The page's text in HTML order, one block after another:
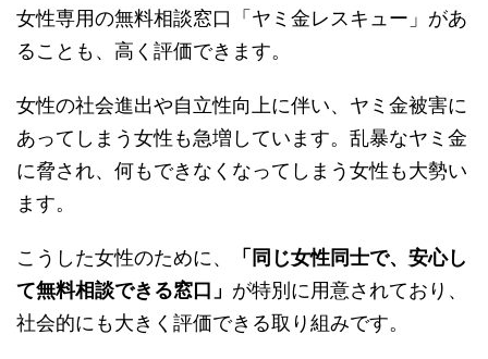
女性専用の無料相談窓口「ヤミ金レスキュー」があ
ることも、高く評価できます。
女性の社会進出や自立性向上に伴い、ヤミ金被害に
あってしまう女性も急増しています。乱暴なヤミ金
に脅され、何もできなくなってしまう女性も大勢い
ます。
こうした女性のために、
「同じ女性同士で、安心し
て無料相談できる窓口」 が特別に用意されており、
社会的にも大きく評価できる取り組みです。